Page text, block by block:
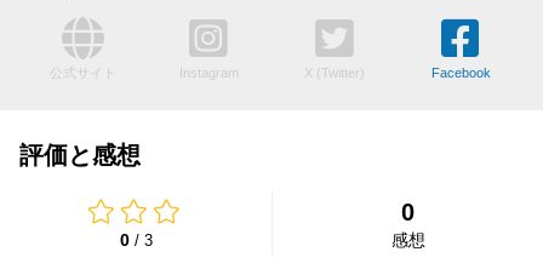
公式サイト Instagram X (Twitter) Facebook
評価と感想
0/ 3
0
感想